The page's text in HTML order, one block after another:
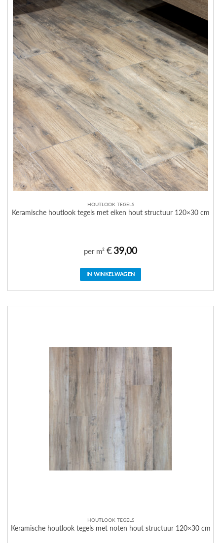
HOUTLOOK TEGELS
Keramische houtlook tegels met eiken hout structuur 120×30 cm
per m² €39,00
IN WINKELWAGEN
HOUTLOOK TEGELS
Keramische houtlook tegels met noten hout structuur 120×30 cm